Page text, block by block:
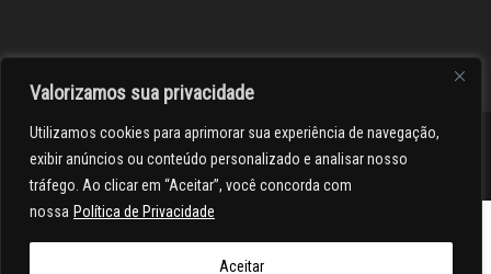
Valorizamos sua privacidade
Utilizamos cookies para aprimorar sua experiência de navegação,
exibir anúncios ou conteúdo personalizado e analisar nosso
tráfego. Ao clicar em “Aceitar”, você concorda com
nossa Política de Privacidade
Aceitar
><(((º> 17